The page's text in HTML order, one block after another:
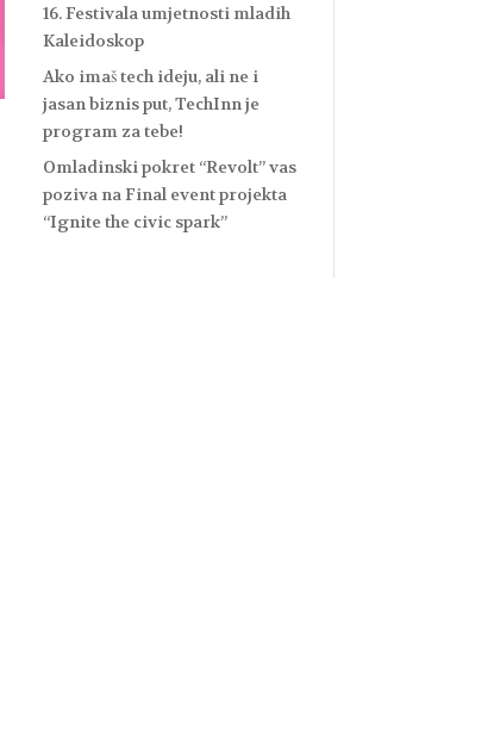
16. Festivala umjetnosti mladih
Kaleidoskop
Ako imaš tech ideju, ali ne i
jasan biznis put, TechInn je
program za tebe!
Omladinski pokret “Revolt” vas
poziva na Final event projekta
“Ignite the civic spark”